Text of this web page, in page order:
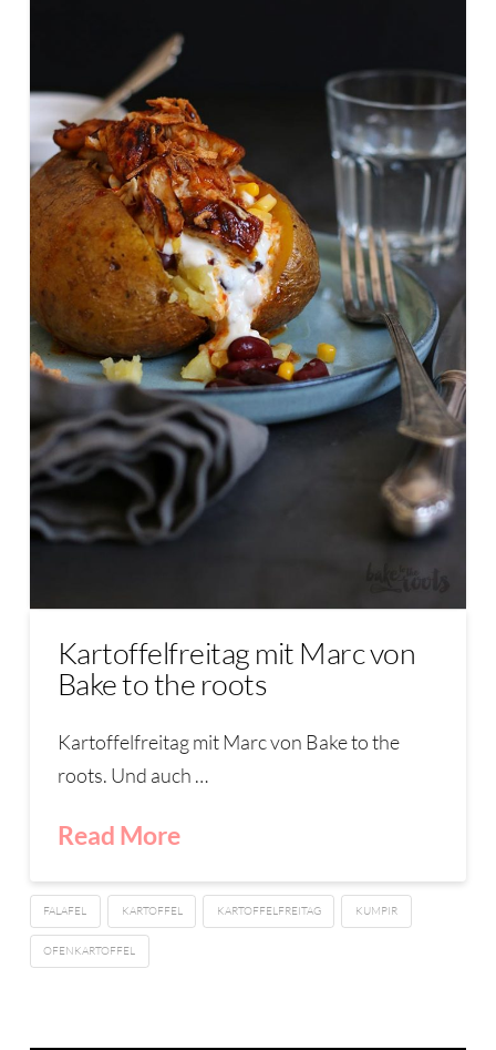
Kartoffelfreitag mit Marc von
Bake to the roots
Kartoffelfreitag mit Marc von Bake to the
roots. Und auch …
Read More
FALAFEL KARTOFFEL KARTOFFELFREITAG KUMPIR
OFENKARTOFFEL